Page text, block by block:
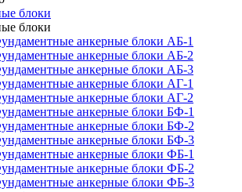
блоки
блоки
анкерные блоки АБ-1
анкерные блоки АБ-2
анкерные блоки АБ-3
анкерные блоки АГ-1
анкерные блоки АГ-2
анкерные блоки БФ-1
анкерные блоки БФ-2
анкерные блоки БФ-3
анкерные блоки ФБ-1
анкерные блоки ФБ-2
анкерные блоки ФБ-3